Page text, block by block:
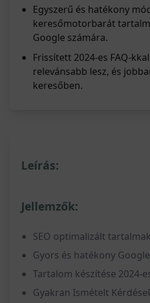
Egyszerű és hatékony
keresőmotorbarát
Google számára.
Frissített 2024-es FAQ-
relevánsabb lesz, és
keresőben.
Leírás:
Jellemzők:
SEO optimalizált
Gyors és hatékony
Tartalom készítése 2024-
Gyakran Ismételt